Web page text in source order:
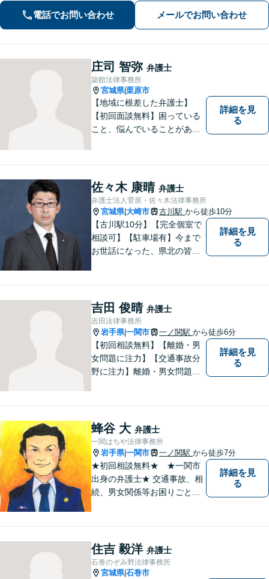
電話でお問い合わせ メールでお問い合わせ
庄司 智弥 弁護士
築館法律事務所
宮城県|栗原市
【地域に根差した弁護士】
【初回面談無料】困っている
こと、悩んでいることがあっ
まず弁護士に相談してみてく
ださい。離婚問題／借金問題
／交通事故／刑事事件など、
幅広く対応。【夜間／休日対
応可能】
詳細を見
る
佐々木 康晴 弁護士
弁護士法人菅原・佐々木法律事務所
宮城県|大崎市 古川駅 から徒歩10分
【古川駅10分】【完全個室で
相談可】【駐車場有】今まで
お世話になった、県北の皆さ
ら、お気軽にお声がけくださ
い。
詳細を見
る
吉田 俊晴 弁護士
吉田法律事務所
岩手県|一関市 一ノ関駅 から徒歩6分
【初回相談無料】【離婚・男
女問題に注力】【交通事故分
野に注力】離婚・男女問題、
ります。何かお困りごとがご
ざいましたら、お気軽にご相
談ください。
詳細を見
る
蜂谷 大 弁護士
一関はちや法律事務所
岩手県|一関市 一ノ関駅 から徒歩7分
★初回相談無料★ ★一関市
出身の弁護士★ 交通事故、相
続、男女関係等お困りごとが
詳細を見
る
住吉 毅洋 弁護士
石巻のぞみ野法律事務所
宮城県|石巻市